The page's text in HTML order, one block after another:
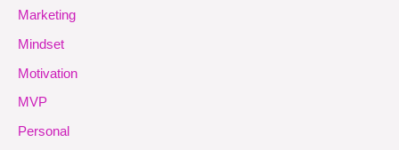
Marketing
Mindset
Motivation
MVP
Personal